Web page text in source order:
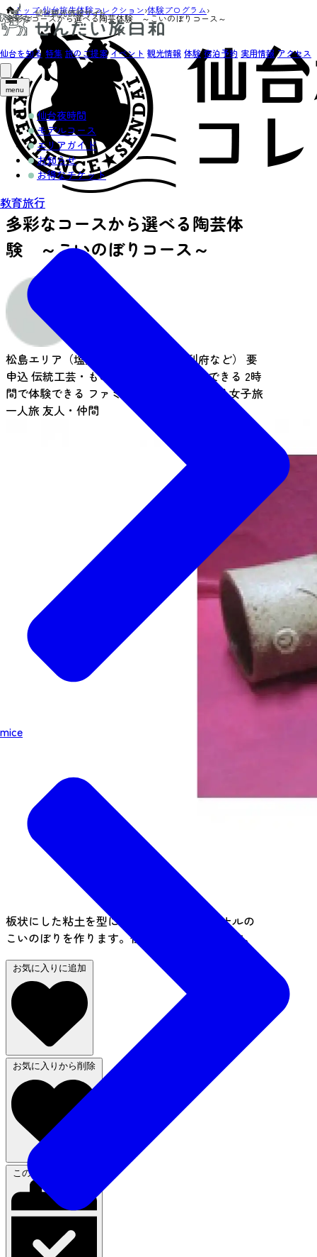
仙台を知る 特集 旅のご提案 イベント 観光情報 体験 宿泊予約 実用情報 アクセス
menu
仙台夜時間
モデルコース
エリアガイド
お知らせ
お得なチケット
教育旅行
mice
トップ›仙台旅先体験コレクション›体験プログラム›
多彩なコースから選べる陶芸体験 ～こいのぼりコース～
多彩なコースから選べる陶芸体
験 ～こいのぼりコース～
松島エリア（塩釜、松島、多賀城、利府など） 要
申込 伝統工芸・ものづくり 1時間で体験できる 2時
間で体験できる ファミリー カップル・夫婦女子旅
一人旅友人・仲間
板状にした粘土を型に巻き付けて、オリジナルの
こいのぼりを作ります。仕上げの色も選べます。
お気に入りに追加
お気に入りから削除
この体験に申し込む